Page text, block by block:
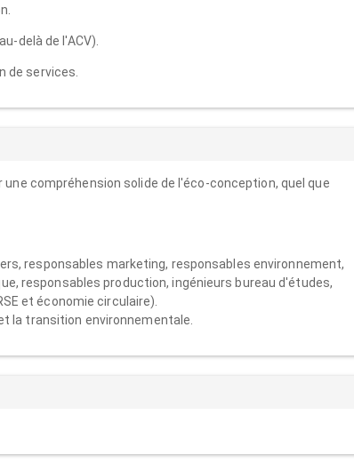
delà de l'ACV).
de services.
compréhension solide de l'éco-conception, quel que
responsables marketing, responsables environnement,
responsables production, ingénieurs bureau d'études,
et économie circulaire).
la transition environnementale.